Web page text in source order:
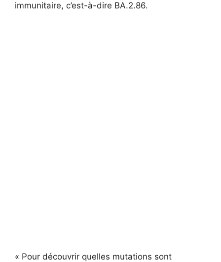
immunitaire, c’est-à-dire BA.2.86.
« Pour découvrir quelles mutations sont